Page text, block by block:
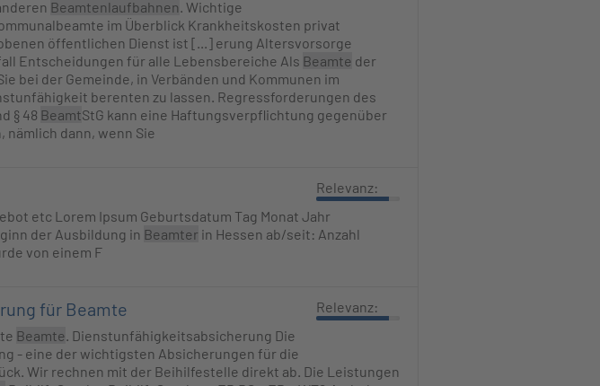
Beamtenlaufbahnen. Wichtige
im Überblick Krankheitskosten privat
öffentlichen Dienst ist [...] erung Altersvorsorge
Entscheidungen für alle Lebensbereiche Als Beamte der
bei der Gemeinde, in Verbänden und Kommunen im
berenten zu lassen. Regressforderungen des
§ 48 BeamtStG kann eine Haftungsverpflichtung gegenüber
dann, wenn Sie
Relevanz:
etc Lorem Ipsum Geburtsdatum Tag Monat Jahr
der Ausbildung in Beamter in Hessen ab/seit: Anzahl
von einem F
für Beamte
Relevanz:
Beamte. Dienstunfähigkeitsabsicherung Die
- eine der wichtigsten Absicherungen für die
Wir rechnen mit der Beihilfestelle direkt ab. Die Leistungen